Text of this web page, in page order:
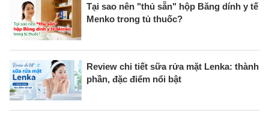
Tại sao nên "thủ sẵn" hộp Băng dính y tế
Menko trong tủ thuốc?
Review chi tiết sữa rửa mặt Lenka: thành
phần, đặc điểm nổi bật